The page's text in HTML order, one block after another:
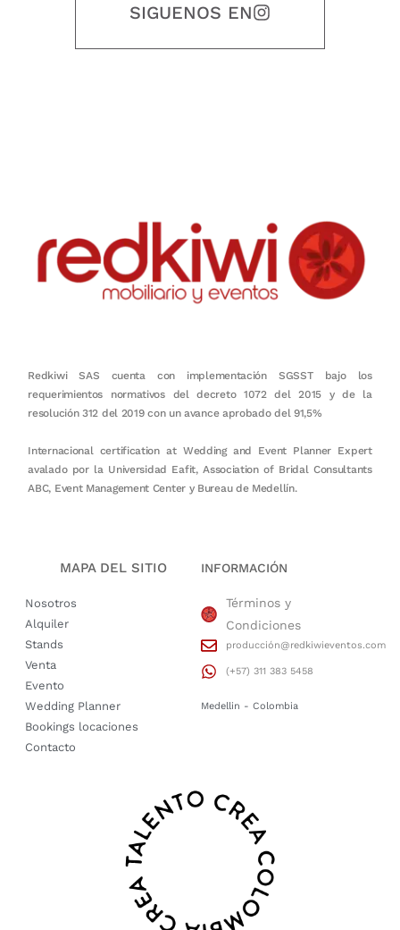
SIGUENOS EN
Redkiwi SAS cuenta con implementación SGSST bajo los
requerimientos normativos del decreto 1072 del 2015 y de la
resolución 312 del 2019 con un avance aprobado del 91,5%
Internacional certification at Wedding and Event Planner Expert
avalado por la Universidad Eafit, Association of Bridal Consultants
ABC, Event Management Center y Bureau de Medellín.
MAPA DEL SITIO
Nosotros
Alquiler
Stands
Venta
Evento
Wedding Planner
Bookings locaciones
Contacto
INFORMACIÓN
Términos y
Condiciones
producción@redkiwieventos.com
(+57) 311 383 5458
Medellin - Colombia